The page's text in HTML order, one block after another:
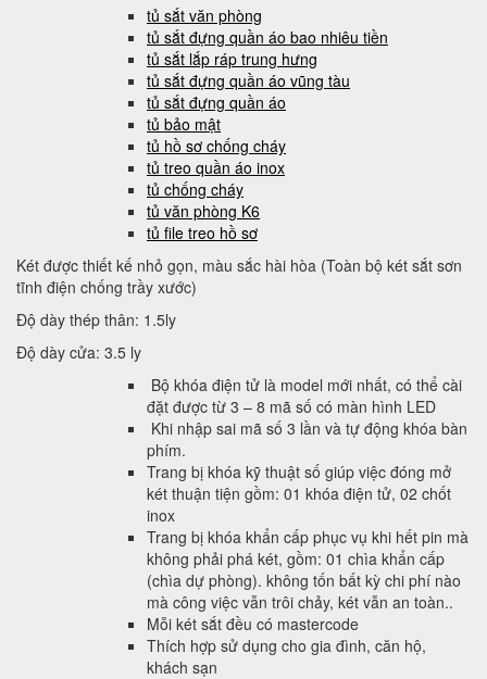
tủ sắt văn phòng
tủ sắt đựng quần áo bao nhiêu tiền
tủ sắt lắp ráp trung hưng
tủ sắt đựng quần áo vũng tàu
tủ sắt đựng quần áo
tủ bảo mật
tủ hồ sơ chống cháy
tủ treo quần áo inox
tủ chống cháy
tủ văn phòng K6
tủ file treo hồ sơ
Két được thiết kế nhỏ gọn, màu sắc hài hòa (Toàn bộ két sắt sơn
tĩnh điện chống trầy xước)
Độ dày thép thân: 1.5ly
Độ dày cửa: 3.5 ly
Bộ khóa điện tử là model mới nhất, có thể cài
đặt được từ 3 – 8 mã số có màn hình LED
Khi nhập sai mã số 3 lần và tự động khóa bàn
phím.
Trang bị khóa kỹ thuật số giúp việc đóng mở
két thuận tiện gồm: 01 khóa điện tử, 02 chốt
inox
Trang bị khóa khẩn cấp phục vụ khi hết pin mà
không phải phá két, gồm: 01 chìa khẩn cấp
(chìa dự phòng). không tốn bất kỳ chi phí nào
mà công việc vẫn trôi chảy, két vẫn an toàn..
Mỗi két sắt đều có mastercode
Thích hợp sử dụng cho gia đình, căn hộ,
khách sạn